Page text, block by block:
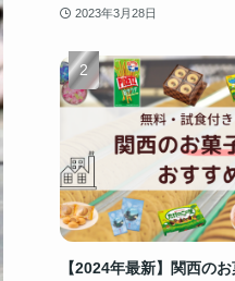
2023年3月28日
【2024年最新】関西の